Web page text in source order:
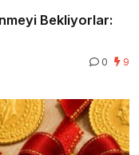
Bekliyorlar:
0 9